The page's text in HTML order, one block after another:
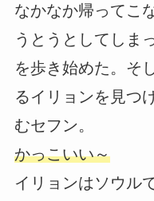
なかなか帰ってこ
うとうとしてしま
を歩き始めた。そ
るイリョンを見つ
むセフン。
かっこいい～
イリョンはソウル